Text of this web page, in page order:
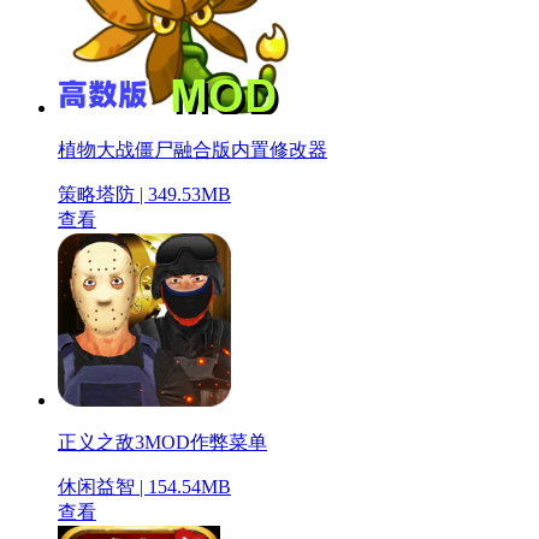
植物大战僵尸融合版内置修改器
策略塔防 | 349.53MB
查看
正义之敌3MOD作弊菜单
休闲益智 | 154.54MB
查看